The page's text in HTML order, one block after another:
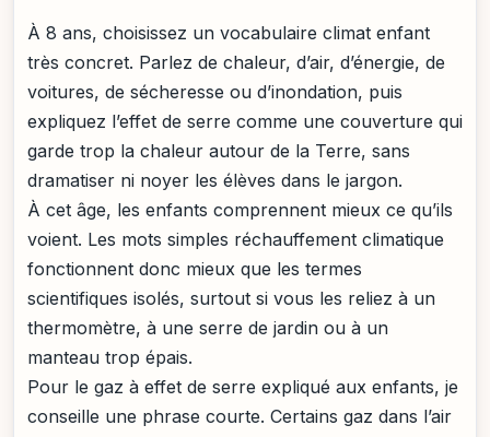
À 8 ans, choisissez un vocabulaire climat enfant
très concret. Parlez de chaleur, d’air, d’énergie, de
voitures, de sécheresse ou d’inondation, puis
expliquez l’effet de serre comme une couverture qui
garde trop la chaleur autour de la Terre, sans
dramatiser ni noyer les élèves dans le jargon.
À cet âge, les enfants comprennent mieux ce qu’ils
voient. Les mots simples réchauffement climatique
fonctionnent donc mieux que les termes
scientifiques isolés, surtout si vous les reliez à un
thermomètre, à une serre de jardin ou à un
manteau trop épais.
Pour le gaz à effet de serre expliqué aux enfants, je
conseille une phrase courte. Certains gaz dans l’air